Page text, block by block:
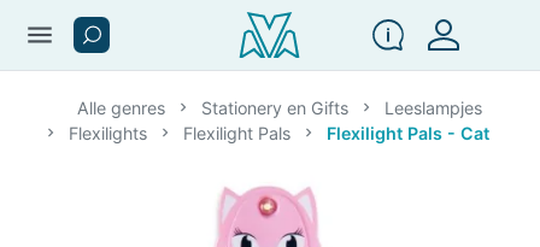
menu
Alle genres Stationery en Gifts
Leeslampjes
Flexilights
Flexilight Pals Flexilight Pals - Cat